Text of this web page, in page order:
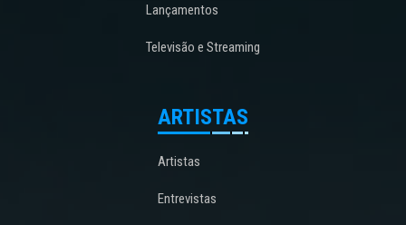
Lançamentos
Televisão e Streaming
ARTISTAS
Artistas
Entrevistas